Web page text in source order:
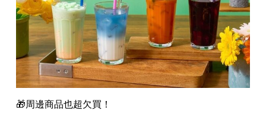
🎁周邊商品也超欠買！